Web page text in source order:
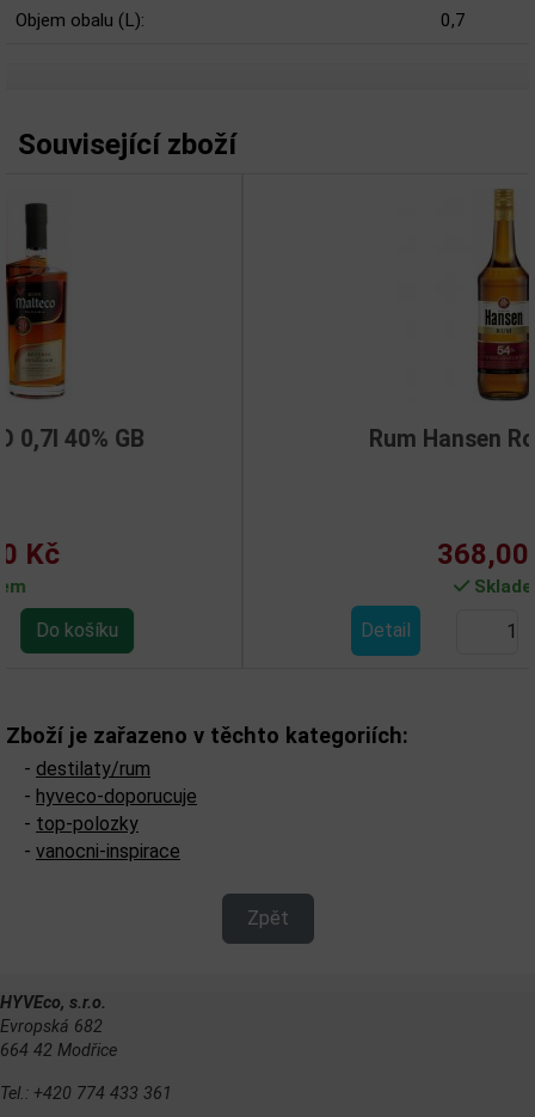
Objem obalu (L): 0,7
Související zboží
Rum Hansen Rot 0,7l 54%
Zboží je zařazeno v těchto kategoriích:
- destilaty/rum
- hyveco-doporucuje
- top-polozky
- vanocni-inspirace
Zpět
HYVEco, s.r.o.
Evropská 682
664 42 Modřice
Tel.: +420 774 433 361